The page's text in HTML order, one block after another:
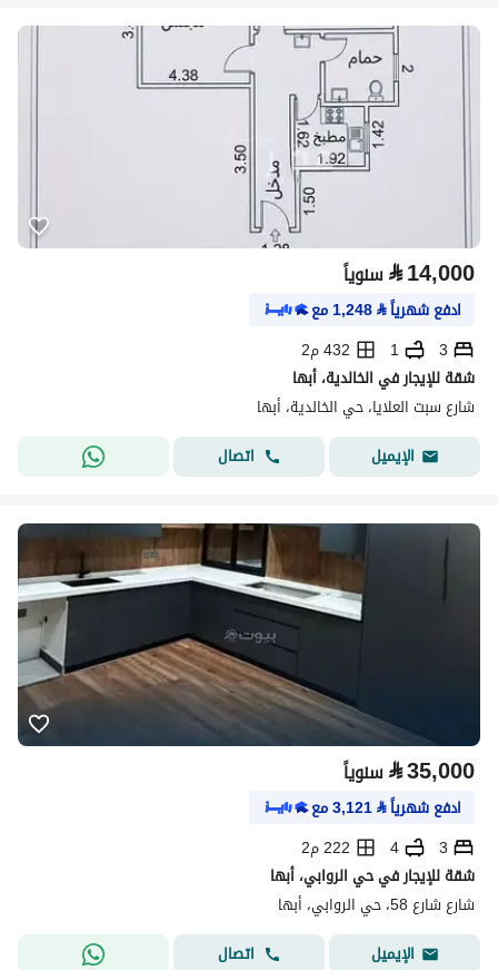
⃁14,000 سنوياً
ادفع شهرياً⃁
1,248مع
3
1
432 م2
شقة للإيجار في الخالدية، أبها
شارع سبت العلايا، حي الخالدية، أبها
الإيميل
اتصال
⃁35,000 سنوياً
ادفع شهرياً⃁
3,121مع
3
4
222 م2
شقة للإيجار في حي الروابي، أبها
شارع شارع 58، حي الروابي، أبها
الإيميل
اتصال